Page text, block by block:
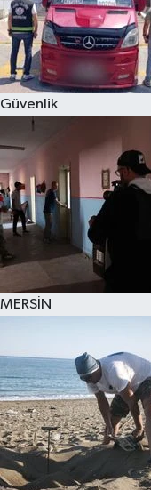
Güvenlik
MERSİN